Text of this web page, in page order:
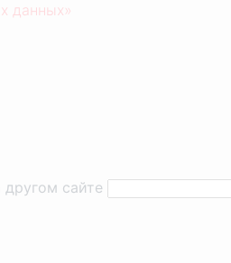
данных»
другом сайте